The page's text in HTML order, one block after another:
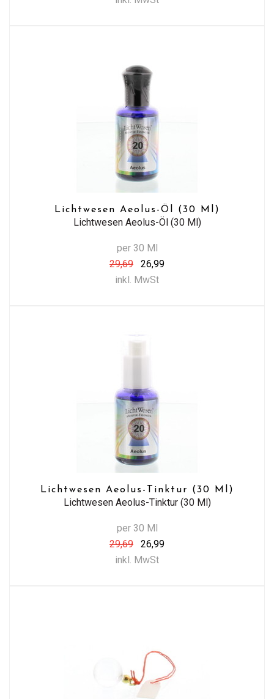
Lichtwesen Aeolus-Öl (30 Ml)
Lichtwesen Aeolus-Öl (30 Ml)
per 30 Ml
29,69
26,99
inkl. MwSt
Lichtwesen Aeolus-Tinktur (30 Ml)
Lichtwesen Aeolus-Tinktur (30 Ml)
per 30 Ml
29,69
26,99
inkl. MwSt